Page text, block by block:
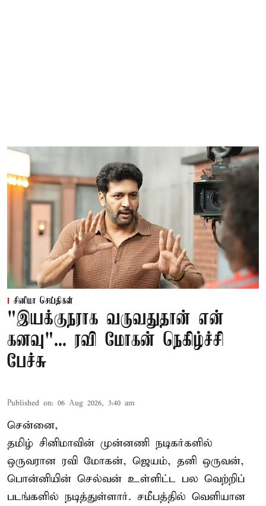
சினிமா செய்திகள்
"இயக்குநராக வருவதுதான் என்
கனவு"... ரவி மோகன் நெகிழ்ச்சி
பேச்சு
Published on: 06 Aug 2026, 3:40 am
சென்னை,
தமிழ் சினிமாவின் முன்னணி நடிகர்களில்
ஒருவரான ரவி மோகன், ஜெயம், தனி ஒருவன்,
பொன்னியின் செல்வன் உள்ளிட்ட பல வெற்றிப்
படங்களில் நடித்துள்ளார். சமீபத்தில் வெளியான